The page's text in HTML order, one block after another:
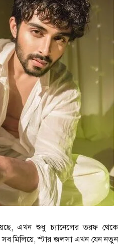
এখন শুধু চ্যানেলের তরফ থেকে
মিলিয়ে, স্টার জলসা এখন যেন নতুন